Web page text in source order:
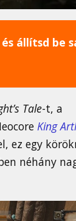
állítsd be
Tale-t, a
King
ez egy
néhány